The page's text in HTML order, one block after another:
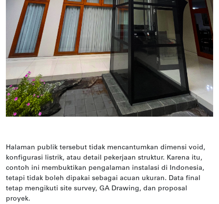
Halaman publik tersebut tidak mencantumkan dimensi void,
konfigurasi listrik, atau detail pekerjaan struktur. Karena itu,
contoh ini membuktikan pengalaman instalasi di Indonesia,
tetapi tidak boleh dipakai sebagai acuan ukuran. Data final
tetap mengikuti site survey, GA Drawing, dan proposal
proyek.